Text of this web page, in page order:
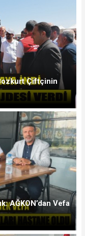
Çiftçinin
AĞKON’dan Vefa